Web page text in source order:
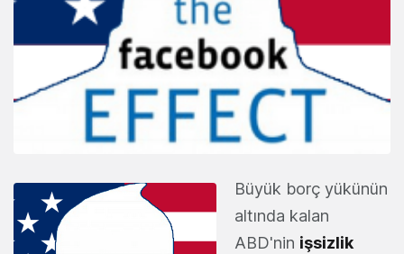
Büyük borç yükünün
altında kalan
ABD'nin işsizlik